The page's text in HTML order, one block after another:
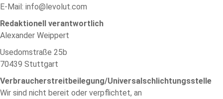
E-Mail: info@levolut.com
Redaktionell verantwortlich
Alexander Weippert
Usedomstraße 25b
70439 Stuttgart
Verbraucherstreitbeilegung/Universalschlichtungsstelle
Wir sind nicht bereit oder verpflichtet, an